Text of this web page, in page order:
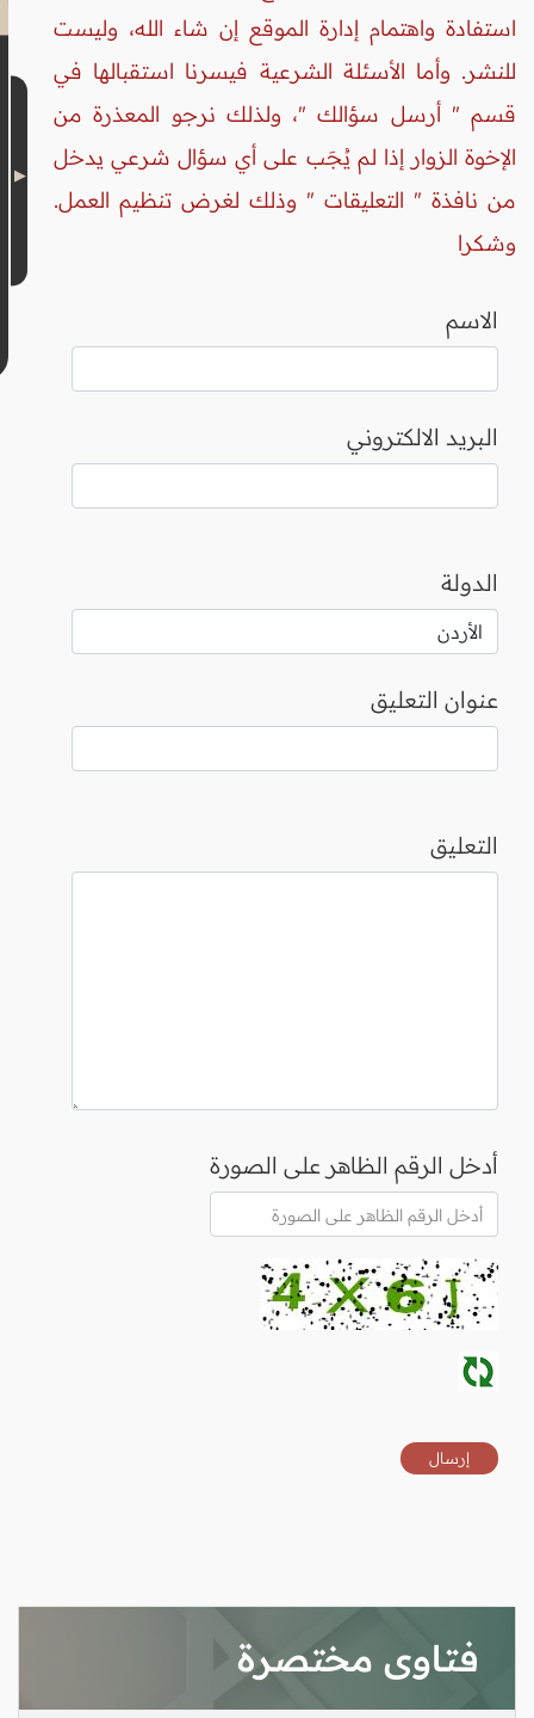
استفادة واهتمام إدارة الموقع إن شاء الله، وليست
للنشر. وأما الأسئلة الشرعية فيسرنا استقبالها في
قسم " أرسل سؤالك "، ولذلك نرجو المعذرة من
الإخوة الزوار إذا لم يُجَب على أي سؤال شرعي يدخل
من نافذة " التعليقات " وذلك لغرض تنظيم العمل.
وشكرا
الاسم
البريد الالكتروني
الدولة
عنوان التعليق
التعليق
أدخل الرقم الظاهر على الصورة
فتاوى مختصرة